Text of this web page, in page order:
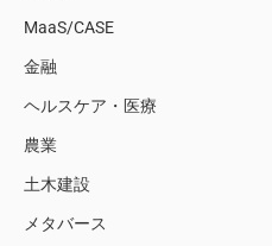
MaaS/CASE
金融
ヘルスケア・医療
農業
土木建設
メタバース